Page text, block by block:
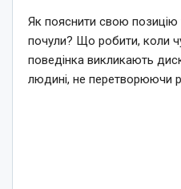
Як пояснити свою позицію
почули? Що робити, коли
поведінка викликають
людині, не перетворюючи